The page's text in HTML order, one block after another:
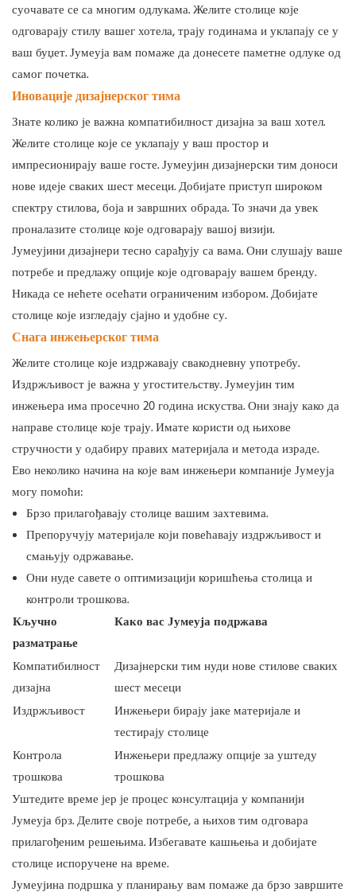
суочавате се са многим одлукама. Желите столице које
одговарају стилу вашег хотела, трају годинама и уклапају се у
ваш буџет. Јумеуја вам помаже да донесете паметне одлуке од
самог почетка.
Иновације дизајнерског тима
Знате колико је важна компатибилност дизајна за ваш хотел.
Желите столице које се уклапају у ваш простор и
импресионирају ваше госте. Јумеујин дизајнерски тим доноси
нове идеје сваких шест месеци. Добијате приступ широком
спектру стилова, боја и завршних обрада. То значи да увек
проналазите столице које одговарају вашој визији.
Јумеујини дизајнери тесно сарађују са вама. Они слушају ваше
потребе и предлажу опције које одговарају вашем бренду.
Никада се нећете осећати ограниченим избором. Добијате
столице које изгледају сјајно и удобне су.
Снага инжењерског тима
Желите столице које издржавају свакодневну употребу.
Издржљивост је важна у угоститељству. Јумеујин тим
инжењера има просечно 20 година искуства. Они знају како да
направе столице које трају. Имате користи од њихове
стручности у одабиру правих материјала и метода израде.
Ево неколико начина на које вам инжењери компаније Јумеуја
могу помоћи:
Брзо прилагођавају столице вашим захтевима.
Препоручују материјале који повећавају издржљивост и
смањују одржавање.
Они нуде савете о оптимизацији коришћења столица и
контроли трошкова.
Кључно
разматрање
Како вас Јумеуја подржава
Компатибилност
дизајна
Дизајнерски тим нуди нове стилове сваких
шест месеци
Издржљивост
Инжењери бирају јаке материјале и
тестирају столице
Контрола
трошкова
Инжењери предлажу опције за уштеду
трошкова
Уштедите време јер је процес консултација у компанији
Јумеуја брз. Делите своје потребе, а њихов тим одговара
прилагођеним решењима. Избегавате кашњења и добијате
столице испоручене на време.
Јумеујина подршка у планирању вам помаже да брзо завршите